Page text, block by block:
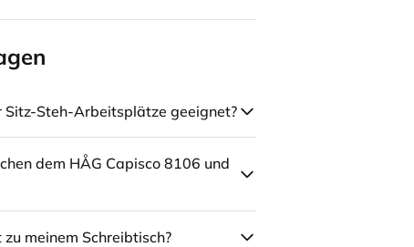
Sitz-Steh-Arbeitsplätze geeignet?
dem HÅG Capisco 8106 und
meinem Schreibtisch?